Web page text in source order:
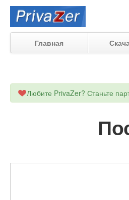
Главная
Любите PrivaZer? Станьте